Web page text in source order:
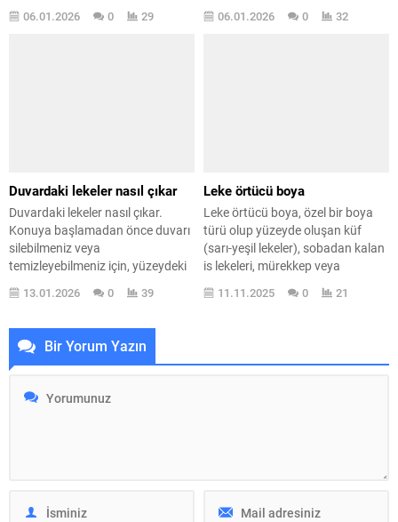
karıştırılır. Ancak yapısı farklı
06.01.2026 0 29
sonra, özellikle kapalı bir
06.01.2026 0 32
Duvardaki lekeler nasıl çıkar
Duvardaki lekeler nasıl çıkar.
Konuya başlamadan önce duvarı
silebilmeniz veya
temizleyebilmeniz için, yüzeydeki
duvar boyasının ne tür bir boya
olduğunu bilmeniz gerekir. Bunu
derecede olan bir ustaya
danışabilirsiniz. Bunu neden
söylüyorum? Çünkü her iç cephe
boyası aynı değildir. Bazı boyalar
silinebilir, bazıları temizlenebilir,
13.01.2026 0 39
Leke örtücü boya
Leke örtücü boya, özel bir boya
türü olup yüzeyde oluşan küf
(sarı-yeşil lekeler), sobadan kalan
is lekeleri, mürekkep veya
yangından kaynaklanan ağır is
lekelerini yüzde yüz oranında
11.11.2025 0 21
Bir Yorum Yazın